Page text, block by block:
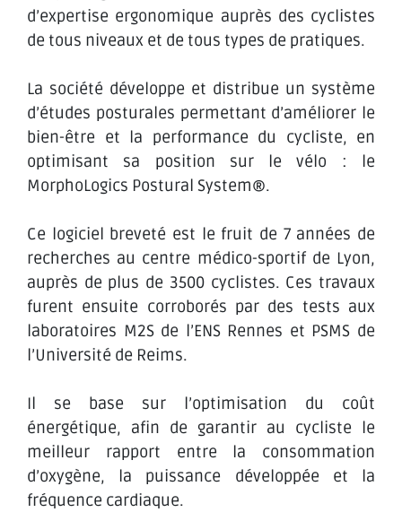
d’expertise ergonomique auprès des cyclistes
de tous niveaux et de tous types de pratiques.
La société développe et distribue un système
d’études posturales permettant d’améliorer le
bien-être et la performance du cycliste, en
optimisant sa position sur le vélo : le
MorphoLogics Postural System®.
Ce logiciel breveté est le fruit de 7 années de
recherches au centre médico-sportif de Lyon,
auprès de plus de 3500 cyclistes. Ces travaux
furent ensuite corroborés par des tests aux
laboratoires M2S de l’ENS Rennes et PSMS de
l’Université de Reims.
Il se base sur l’optimisation du coût
énergétique, afin de garantir au cycliste le
meilleur rapport entre la consommation
d’oxygène, la puissance développée et la
fréquence cardiaque.